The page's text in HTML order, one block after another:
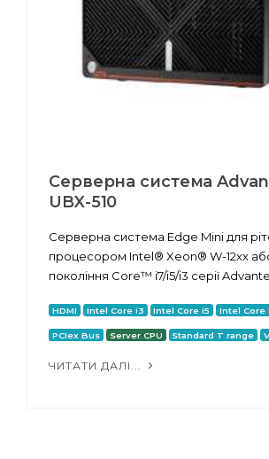
Серверна система
UBX-510
Серверна система Edge Mini для
процесором Intel® Xeon® W-12xx
покоління Core™ i7/i5/i3 серії
HDMI Intel Core i3 Intel Core i5 Intel Core
PCIex Bus Server CPU Standard T range
ЧИТАТИ ДАЛІ...